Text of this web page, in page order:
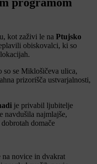
programom
kot zaživi le na Ptujsko
obiskovalci, ki so
so se Miklošičeva ulica,
prizorišča ustvarjalnosti,
je privabil ljubitelje
navdušila najmlajše,
domače
na novice in dvakrat